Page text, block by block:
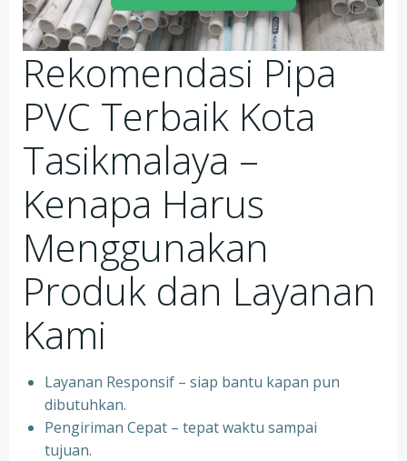
Rekomendasi Pipa
PVC Terbaik Kota
Tasikmalaya –
Kenapa Harus
Menggunakan
Produk dan Layanan
Kami
Layanan Responsif – siap bantu kapan pun
dibutuhkan.
Pengiriman Cepat – tepat waktu sampai
tujuan.